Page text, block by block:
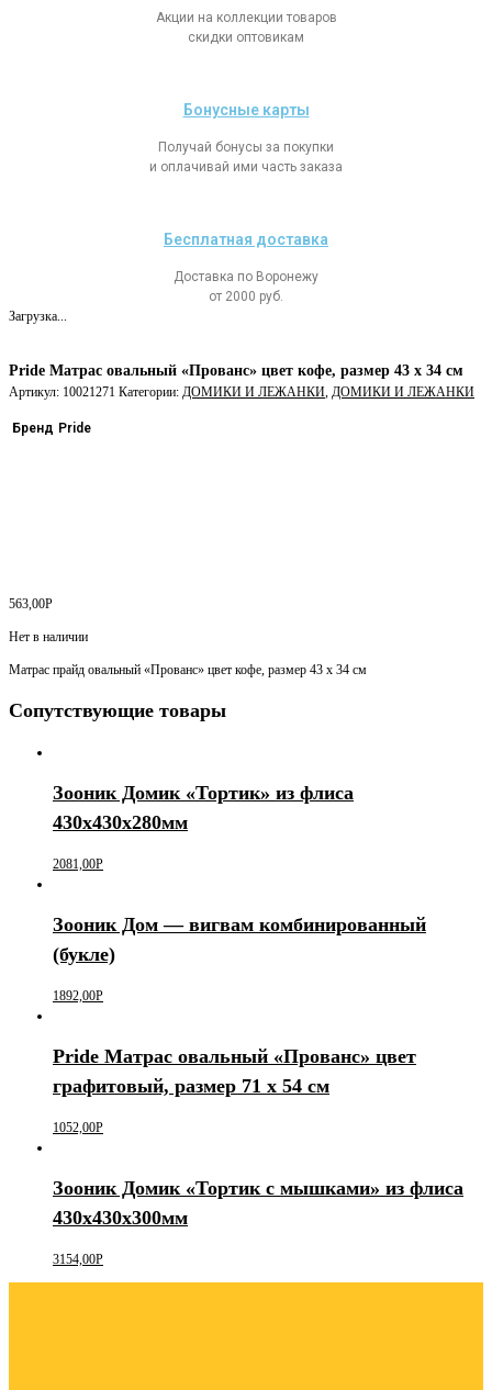
Акции на коллекции товаров
скидки оптовикам
Бонусные карты
Получай бонусы за покупки
и оплачивай ими часть заказа
Бесплатная доставка
Доставка по Воронежу
от 2000 руб.
Загрузка...
Pride Матрас овальный «Прованс» цвет кофе, размер 43 х 34 см
Артикул: 10021271 Категории: ДОМИКИ И ЛЕЖАНКИ, ДОМИКИ И ЛЕЖАНКИ
Бренд Pride
563,00Р
Нет в наличии
Матрас прайд овальный «Прованс» цвет кофе, размер 43 х 34 см
Сопутствующие товары
Зооник Домик «Тортик» из флиса
430х430х280мм
2081,00Р
Зооник Дом — вигвам комбинированный
(букле)
1892,00Р
Pride Матрас овальный «Прованс» цвет
графитовый, размер 71 х 54 см
1052,00Р
Зооник Домик «Тортик с мышками» из флиса
430х430х300мм
3154,00Р